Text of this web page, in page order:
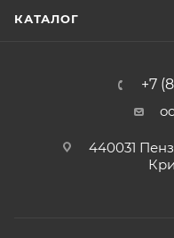
КАТАЛОГ
+7
440031